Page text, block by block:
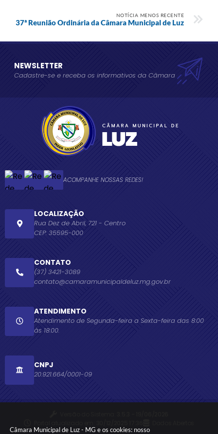
Câmara Municipal de Luz - MG e os cookies: nosso
NOTÍCIA MENOS RECENTE
37ª Reunião Ordinária da Câmara Municipal de Luz
ACOMPANHE NOSSAS REDES!
LOCALIZAÇÃO
Rua Dez de Abril, 721 - Centro
CEP: 35595-000
CONTATO
(37) 3421-3089
contato@camaramunicipaldeluz.mg.gov.br
ATENDIMENTO
Atendimento de Segunda-feira a Sexta-feira das 8:00
às 18:00.
CNPJ
20.921.664/0001-09
NEWSLETTER
Cadastre-se e receba os informativos da Câmara